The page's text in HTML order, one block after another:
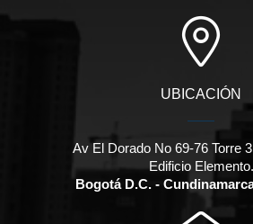
UBICACIÓN
Av El Dorado No 69-76 Torre
Edificio Elemento.
Bogotá D.C. -